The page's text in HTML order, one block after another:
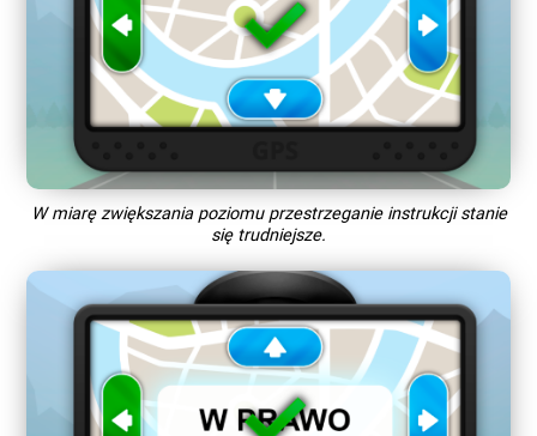
W miarę zwiększania poziomu przestrzeganie instrukcji stanie
się trudniejsze.